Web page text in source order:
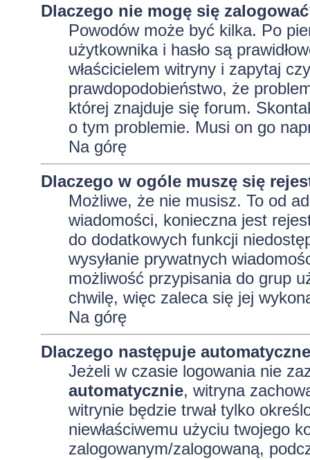
Dlaczego nie mogę się
Powodów może być kilka. Po
użytkownika i hasło są
właścicielem witryny i zapytaj
prawdopodobieństwo, że
której znajduje się forum.
o tym problemie. Musi on go
Na górę
Dlaczego w ogóle muszę się
Możliwe, że nie musisz. To od
wiadomości, konieczna jest
do dodatkowych funkcji
wysyłanie prywatnych
możliwość przypisania do grup
chwilę, więc zaleca się jej
Na górę
Dlaczego następuje
Jeżeli w czasie logowania nie
automatycznie, witryna
witrynie będzie trwał tylko
niewłaściwemu użyciu twojego
zalogowanym/zalogowaną,